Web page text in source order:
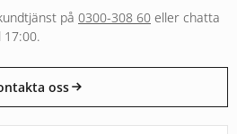
klarar, både i räckvidd och i ljusbild.
följer separata regelverk och är
byggt för annan användning
på 0300-308 60 eller chatta
oss